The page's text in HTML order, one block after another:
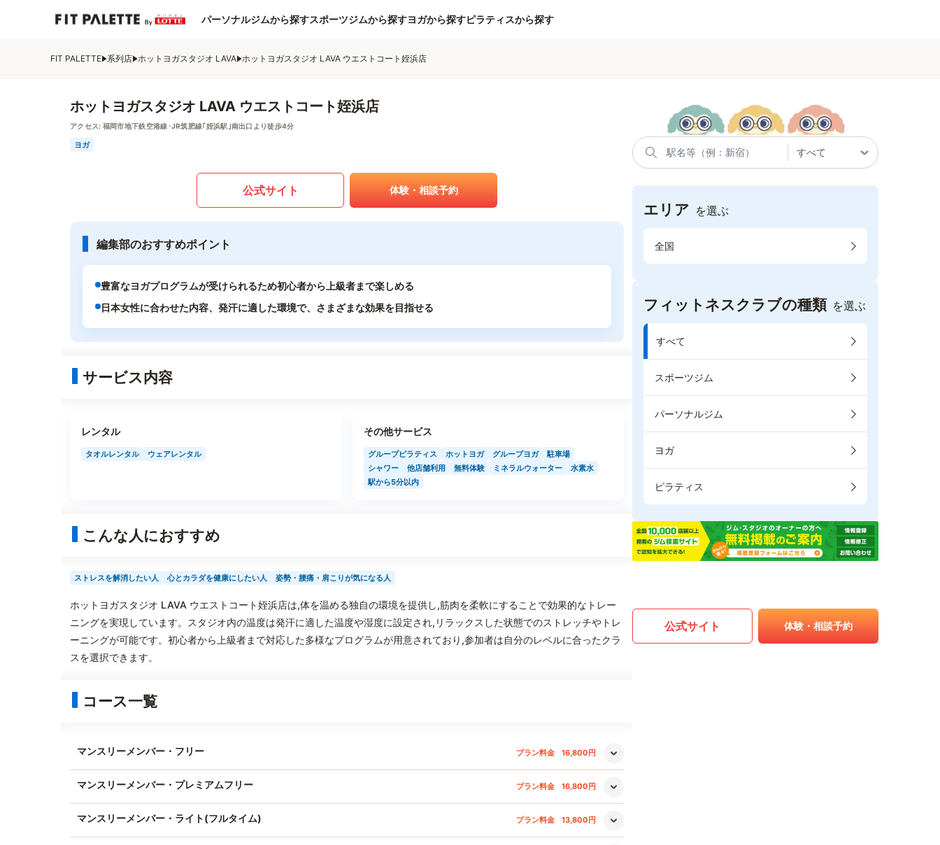
パーソナルジムから探すスポーツジムから探すヨガから探すピラティスから探す
FIT PALETTE 系列店 ホットヨガスタジオ LAVA ホットヨガスタジオ LAVA ウエストコート姪浜店
ホットヨガスタジオ LAVA ウエストコート姪浜店
アクセス: 福岡市地下鉄空港線･JR筑肥線｢姪浜駅｣南出口より徒歩4分
ヨガ
公式サイト 体験・相談予約
編集部のおすすめポイント
豊富なヨガプログラムが受けられるため初心者から上級者まで楽しめる
日本女性に合わせた内容、発汗に適した環境で、さまざまな効果を目指せる
サービス内容
レンタル
タオルレンタル ウェアレンタル
その他サービス
グループピラティス ホットヨガ グループヨガ
駐車場
シャワー
他店舗利用 無料体験 ミネラルウォーター
水素水
駅から5分以内
こんな人におすすめ
ストレスを解消したい人 心とカラダを健康にしたい人 姿勢・腰痛・肩こりが気になる人
ホットヨガスタジオ LAVA ウエストコート姪浜店は,体を温める独自の環境を提供し,筋肉を柔軟にすることで効果的なトレー
ニングを実現しています。スタジオ内の温度は発汗に適した温度や湿度に設定され,リラックスした状態でのストレッチやトレ
ーニングが可能です。初心者から上級者まで対応した多様なプログラムが用意されており,参加者は自分のレベルに合ったクラ
スを選択できます。
コース一覧
マンスリーメンバー・フリー プラン料金 16,800円
マンスリーメンバー・プレミアムフリー プラン料金 16,800円
マンスリーメンバー・ライト(フルタイム) プラン料金 13,800円
エリア を選ぶ
全国
フィットネスクラブの種類 を選ぶ
すべて
スポーツジム
パーソナルジム
ヨガ
ピラティス
公式サイト 体験・相談予約